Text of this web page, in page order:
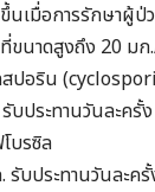
เมื่อการรักษาผู้ป่ว
ขนาดสูงถึง 20 มก
สปอริน
บประทานวันละครั้ง
บรซิล
รับประทานวันละครั้